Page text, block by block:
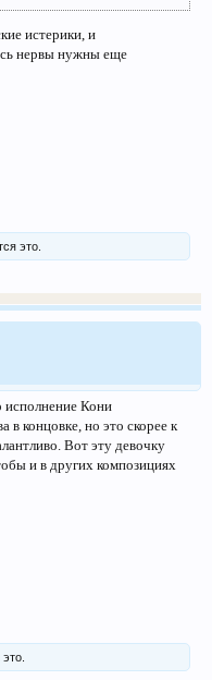
истерики, и
нервы нужны еще
это.
исполнение Кони
в концовке, но это скорее к
Вот эту девочку
и в других композициях